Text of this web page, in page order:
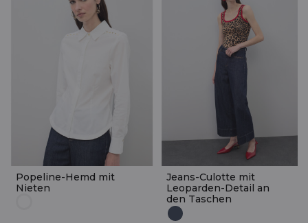
Popeline-Hemd mit
Nieten
Jeans-Culotte mit
Leoparden-Detail an
den Taschen